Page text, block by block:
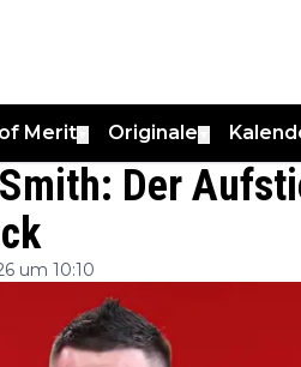
Merit Originale
Der
um 10:10